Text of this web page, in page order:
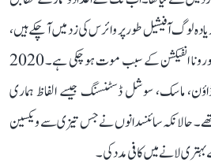
کروڑ سے زیادہ لوگ آفیشیل طور پر وائرس کی زد میں آ چکے ہیں،
جبکہ 70 لاکھ سے زائد لوگوں کی کورونا انفیکشن کے سبب موت ہو چکی ہے۔ 2020
تک لاک ڈاؤن، ماسک، سوشل ڈسٹنسنگ جیسے الفاظ ہماری
حالانکہ سائنسدانوں نے جس تیزی سے ویکسین
لانے میں کافی مدد کی۔